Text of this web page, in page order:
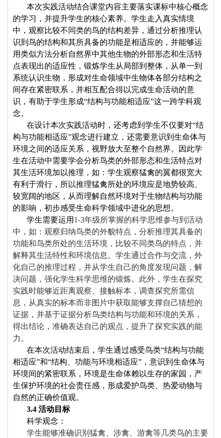
本次实践活动结合课堂内容主要落实课标中核心概念
的学习，并提升学生的核心素养。学生走入真实情境
中，观察比较不同类的鸟的结构差异，通过分析推理认
识到鸟的结构和其所具备的功能是相适应的，并能够运
用类似方法分析自然界中其他生物的外部形态和生活特
点表现出的适应性，锻炼学生从局部到整体，从单一到
系统认识生物，形成对生命领域中生物体各部分结构之
间存在紧密联系，并相互配合得以完成生命活动的意
识，有助于学生形成“结构与功能相适应”这一跨学科观
念。
在设计本次实践活动时，还考虑到学生不仅要对“结
构与功能相适应”观念进行建立，还需要意识到生命体与
环境之间的适应关系，视野放大至整个自然界。因此学
生在活动中需要学会分析鸟类的外部形态和生活特点对
其生活环境加以推理，如：学生观察猛禽的翼都很宽大
有利于滑行，所以推理猛禽所处的环境应是地势较高、
较宽阔的地区，从而理解自然环境对于生物结构与功能
的影响，初步感受生命科学领域中进化的思想。
学生需要运用 1-3年级所掌握的科学思维参与到活动
中，如：观察归纳鸟类的外貌特点，分析推理其具备的
功能和鸟类所处的生活环境，比较不同类鸟的特点，并
解释其生活特性和环境信息。学生通过合作与交流，外
化自己的推理过程，并从学生自己的角度发现问题，解
决问题，强化学生科学思维的锻炼。此外，学生在探究
实践时能够近距离观察、接触标本，调查探究所需信
息，从真实的标本而非图片中获取能够支撑自己猜想的
证据，并基于证据分析鸟类结构与功能和环境的关系，
得出结论，准确表达自己的观点，提升了探究实践的能
力。
在本次活动结束后，学生通过感受鸟类“结构与功能
相适应”和“结构、功能与环境相适应”，意识到生命体与
环境间的紧密联系，环境是生命体赖以生存的家园，产
生保护环境的社会责任感，形成爱护鸟类、热爱动物与
自然的正确价值观。
3.4 活动目标
科学观念：
学生能够准确识别猛禽、涉禽、游禽等几类鸟的主要